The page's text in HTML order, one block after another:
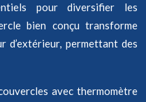
pour diversifier les
bien conçu transforme
permettant des
avec thermomètre